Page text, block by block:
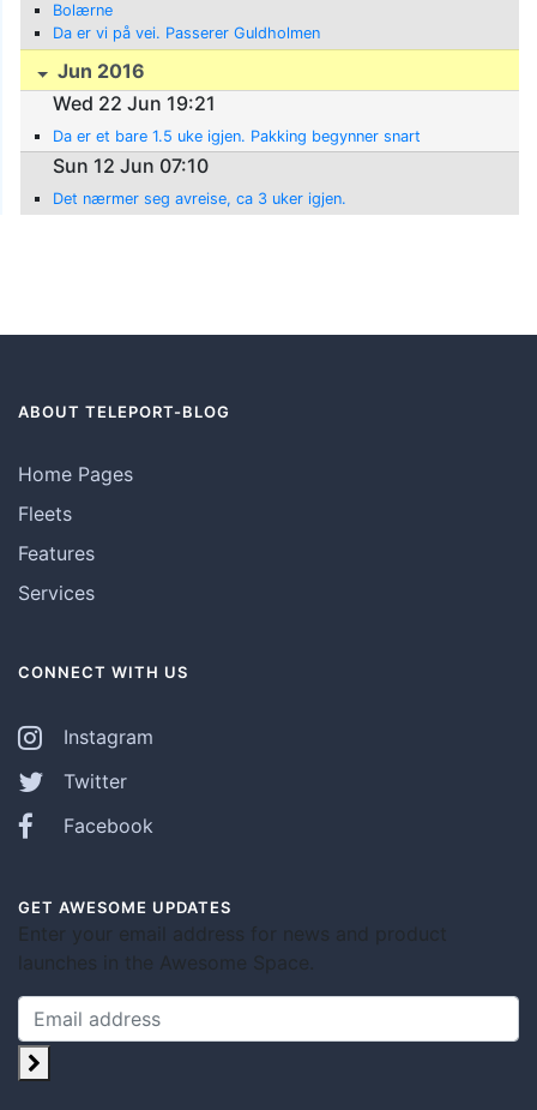
Bolærne
Da er vi på vei. Passerer Guldholmen
Jun 2016
Wed 22 Jun 19:21
Da er et bare 1.5 uke igjen. Pakking begynner snart
Sun 12 Jun 07:10
Det nærmer seg avreise, ca 3 uker igjen.
ABOUT TELEPORT-BLOG
Home Pages
Fleets
Features
Services
CONNECT WITH US
Instagram
Twitter
Facebook
GET AWESOME UPDATES
Enter your email address for news and product
launches in the Awesome Space.